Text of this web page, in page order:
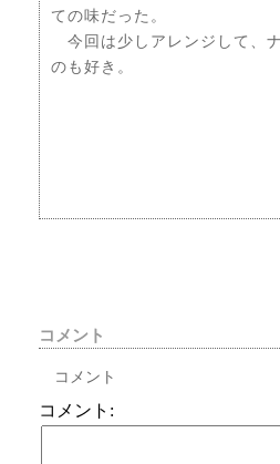
ての味だった。
今回は少しアレンジして、
のも好き。
コメント
コメント
コメント: